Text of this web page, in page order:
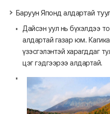
Баруун Японд алдартай
Дайсэн уул нь бүхэлдээ
алдартай газар юм.
үзэсгэлэнтэй харагддаг
цэг гэдгээрээ алдартай.